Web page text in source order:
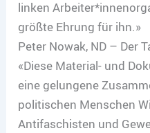
linken
größte Ehrung für ihn.»
Peter Nowak, ND – Der
«Diese Material- und
eine gelungene
politischen Menschen
Antifaschisten und